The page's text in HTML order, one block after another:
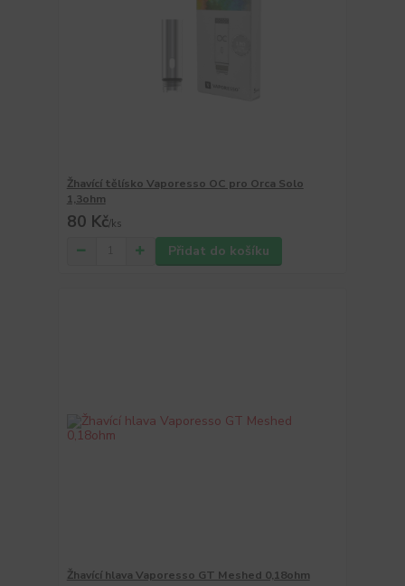
Žhavící tělísko Vaporesso OC pro Orca Solo
1,3ohm
80 Kč/ks
Přidat do košíku
Žhavící hlava Vaporesso GT Meshed 0,18ohm